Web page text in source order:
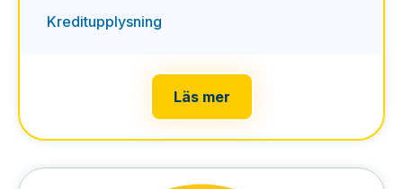
Kreditupplysning
Läs mer